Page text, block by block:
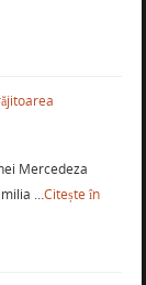
Mercedeza
…Citește în